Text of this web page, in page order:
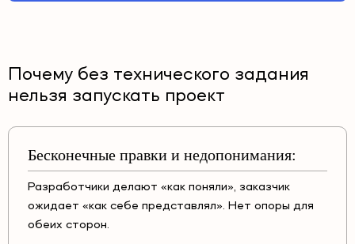
Почему без технического задания
нельзя запускать проект
Бесконечные правки и недопонимания:
Разработчики делают «как поняли», заказчик
ожидает «как себе представлял». Нет опоры для
обеих сторон.